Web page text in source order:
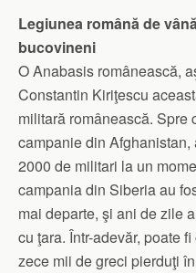
Legiunea română de
bucovineni
O Anabasis românească,
Constantin Kiriţescu
militară românească. Spre
campanie din
2000 de militari la un
campania din Siberia au
mai departe, şi ani de zile
cu ţara. Într-adevăr, poate
zece mii de greci pierduţi